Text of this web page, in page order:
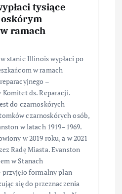
tysiące
ramach
stanie Illinois wypłaci po
w ramach
–
ds. Reparacji.
do czarnoskórych
czarnoskórych osób,
w latach 1919–1969.
w 2019 roku, a w 2021
Radę Miasta. Evanston
w Stanach
formalny plan
się do przeznaczenia